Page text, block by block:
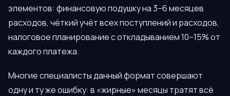
элементов: финансовую подушку на 3–6 месяцев
расходов, чёткий учёт всех поступлений и расходов,
налоговое планирование с откладыванием 10–15% от
каждого платежа.
Многие специалисты данный формат совершают
одну и ту же ошибку: в «жирные» месяцы тратят всё